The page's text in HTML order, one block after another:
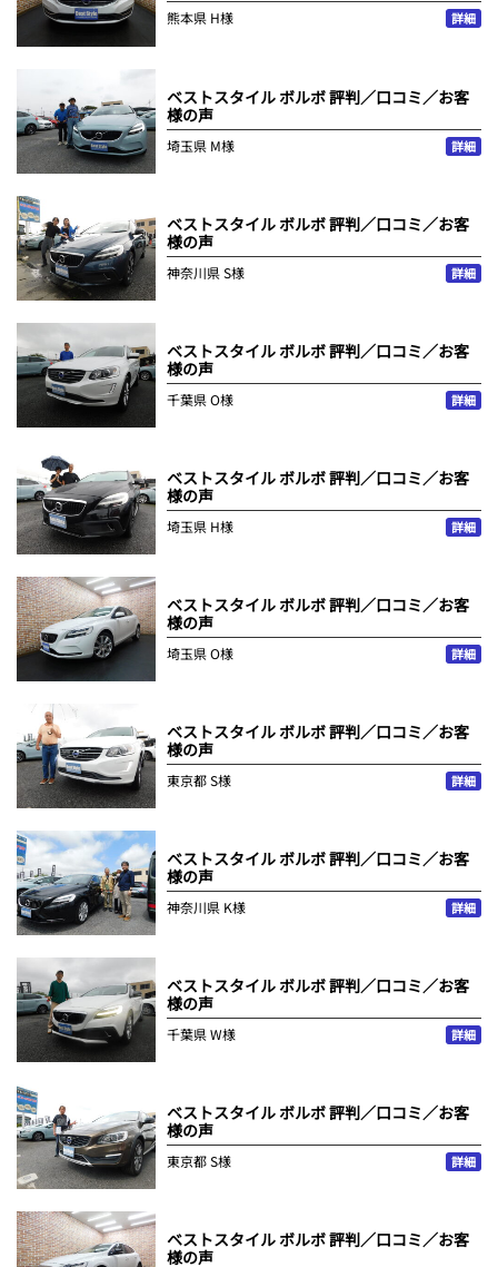
熊本県 H様 詳細
ベストスタイル ボルボ 評判／口コミ／お客
様の声
埼玉県 M様 詳細
ベストスタイル ボルボ 評判／口コミ／お客
様の声
神奈川県S様 詳細
ベストスタイル ボルボ 評判／口コミ／お客
様の声
千葉県O様 詳細
ベストスタイル ボルボ 評判／口コミ／お客
様の声
埼玉県 H様 詳細
ベストスタイル ボルボ 評判／口コミ／お客
様の声
埼玉県O様 詳細
ベストスタイル ボルボ 評判／口コミ／お客
様の声
東京都S様 詳細
ベストスタイル ボルボ 評判／口コミ／お客
様の声
神奈川県 K様 詳細
ベストスタイル ボルボ 評判／口コミ／お客
様の声
千葉県W様 詳細
ベストスタイル ボルボ 評判／口コミ／お客
様の声
東京都S様 詳細
ベストスタイル ボルボ 評判／口コミ／お客
様の声